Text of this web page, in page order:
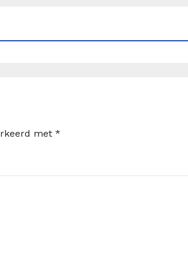
met *